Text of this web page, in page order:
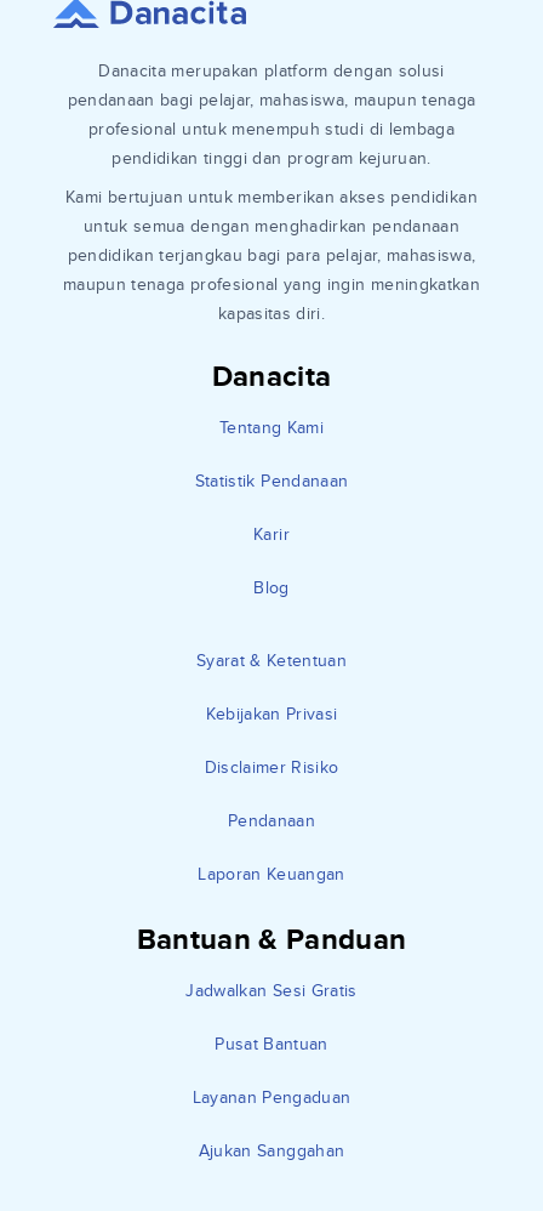
Danacita
Tentang Kami
Statistik Pendanaan
Karir
Blog
Syarat & Ketentuan
Kebijakan Privasi
Disclaimer Risiko
Pendanaan
Laporan Keuangan
Bantuan & Panduan
Jadwalkan Sesi Gratis
Pusat Bantuan
Layanan Pengaduan
Ajukan Sanggahan
Danacita merupakan platform dengan solusi
pendanaan bagi pelajar, mahasiswa, maupun tenaga
profesional untuk menempuh studi di lembaga
pendidikan tinggi dan program kejuruan.
Kami bertujuan untuk memberikan akses pendidikan
untuk semua dengan menghadirkan pendanaan
pendidikan terjangkau bagi para pelajar, mahasiswa,
maupun tenaga profesional yang ingin meningkatkan
kapasitas diri.